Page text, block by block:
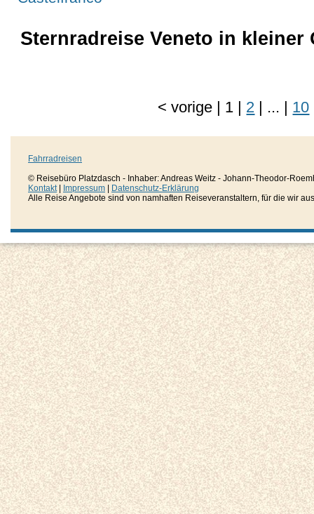
Sternradreise Veneto in kleiner
<vorige | 1 | 2 | ... | 10
Fahrradreisen
© Reisebüro Platzdasch - Inhaber: Andreas Weitz - Johann-Theodor-
Kontakt| Impressum
Datenschutz-Erklärung
Alle Reise Angebote sind von namhaften Reiseveranstaltern, für die wir